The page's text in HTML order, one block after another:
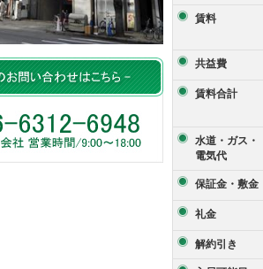
賃料
共益費
賃料合計
水道・ガス・
電気代
保証金・敷金
礼金
解約引き